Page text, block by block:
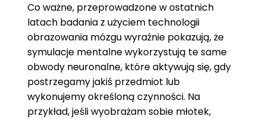
Co ważne, przeprowadzone w ostatnich
latach badania z użyciem technologii
obrazowania mózgu wyraźnie pokazują, że
symulacje mentalne wykorzystują te same
obwody neuronalne, które aktywują się, gdy
postrzegamy jakiś przedmiot lub
wykonujemy określoną czynności. Na
przykład, jeśli wyobrażam sobie młotek,